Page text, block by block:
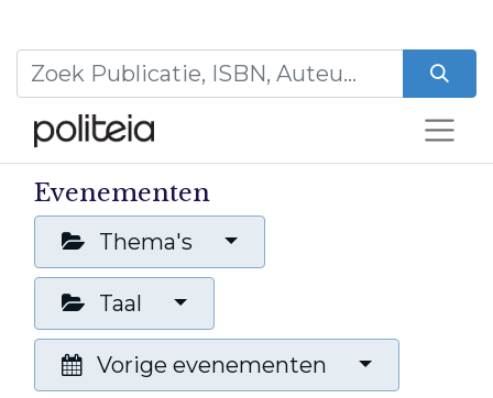
Evenementen
Thema's
Taal
Vorige evenementen